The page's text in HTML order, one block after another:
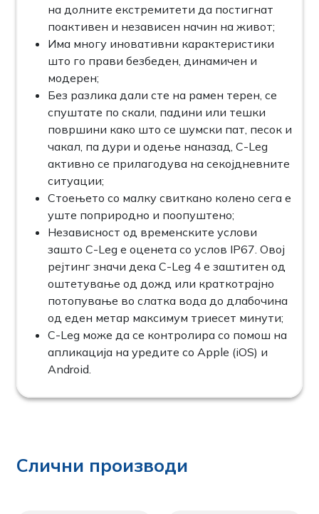
на долните екстремитети да постигнат
поактивен и независен начин на живот;
Има многу иновативни карактеристики
што го прави безбеден, динамичен и
модерен;
Без разлика дали сте на рамен терен, се
спуштате по скали, падини или тешки
површини како што се шумски пат, песок и
чакал, па дури и одење наназад, C-Leg
активно се прилагодува на секојдневните
ситуации;
Стоењето со малку свиткано колено сега е
уште поприродно и поопуштено;
Независност од временските услови
зашто C-Leg е оценета со услов IP67. Овој
рејтинг значи дека C-Leg 4 е заштитен од
оштетување од дожд или краткотрајно
потопување во слатка вода до длабочина
од еден метар максимум триесет минути;
C-Leg може да се контролира со помош на
апликација на уредите со Apple (iOS) и
Android.
Слични производи